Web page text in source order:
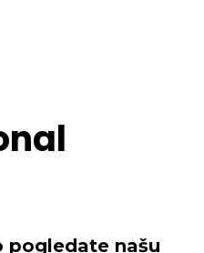
pogledate našu